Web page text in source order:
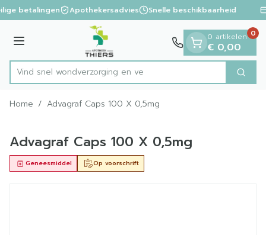
Ga naar de inhoud
1 van 1
betalingen Apothekersadvies Snelle beschikbaarheid
Menu
Product, merk, categorie...
Vind snel wondverzor Zoek
0 artikelen
€ 0,00
0
Home / Advagraf Caps 100 X 0,5mg
Advagraf Caps 100 X 0,5mg
Op voorschrift
Geneesmiddel